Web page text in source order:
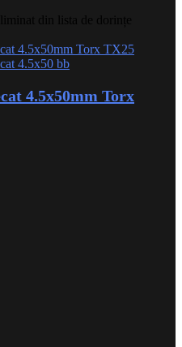
din lista de dorințe
4.5x50mm Torx